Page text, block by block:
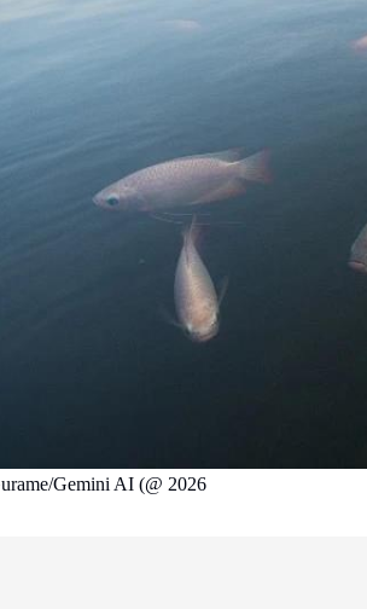
Gemini AI (@ 2026